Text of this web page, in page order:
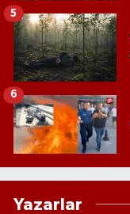
5
6
Yazarlar